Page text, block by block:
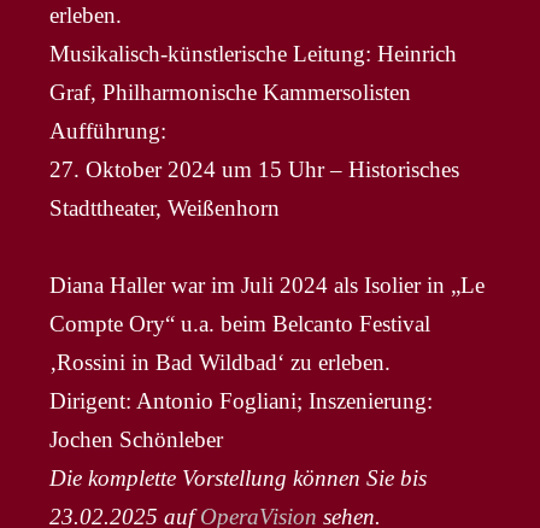
erleben.
Musikalisch-künstlerische Leitung: Heinrich
Graf, Philharmonische Kammersolisten
Aufführung:
27. Oktober 2024 um 15 Uhr – Historisches
Stadttheater, Weißenhorn
Diana Haller war im Juli 2024 als Isolier in „Le
Compte Ory“ u.a. beim Belcanto Festival
‚Rossini in Bad Wildbad‘ zu erleben.
Dirigent: Antonio Fogliani; Inszenierung:
Jochen Schönleber
Die komplette Vorstellung können Sie bis
23.02.2025 aufOperaVision sehen.